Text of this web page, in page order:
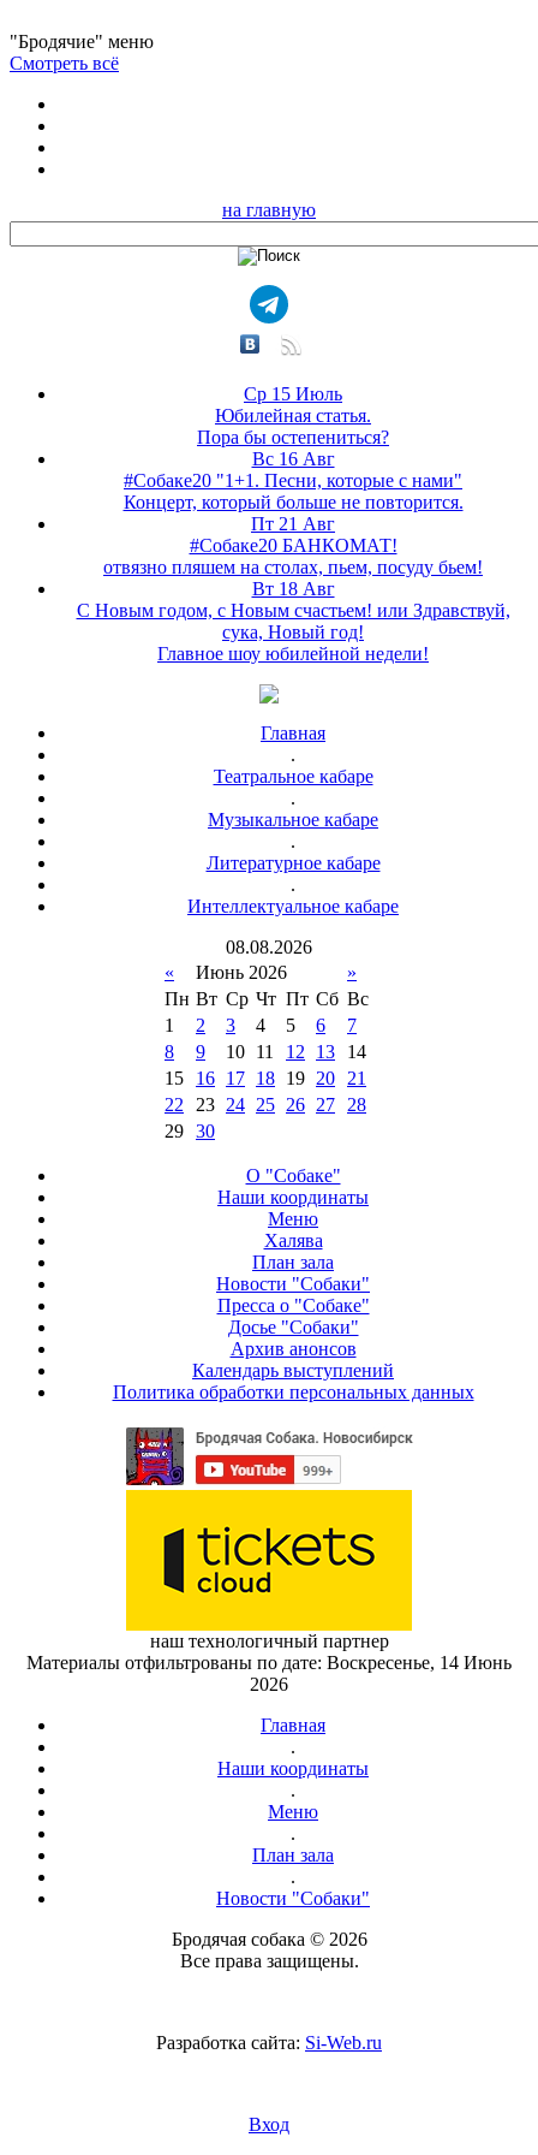
"Бродячие" меню
Смотреть всё
на главную
Ср 15 Июль
Юбилейная статья.
Пора бы остепениться?
Вс 16 Авг
#Собаке20 "1+1. Песни, которые с нами"
Концерт, который больше не повторится.
Пт 21 Авг
#Собаке20 БАНКОМАТ!
отвязно пляшем на столах, пьем, посуду бьем!
Вт 18 Авг
С Новым годом, с Новым счастьем! или Здравствуй,
сука, Новый год!
Главное шоу юбилейной недели!
Главная
.
Театральное кабаре
.
Музыкальное кабаре
.
Литературное кабаре
.
Интеллектуальное кабаре
08.08.2026
«
Июнь 2026
»
Пн Вт Ср Чт Пт Сб Вс
1
2 3 4 5 6
7
8
9 10 11 12 13
14
15
16 17 18 19 20
21
22
23 24 25 26 27
28
29 30
О "Собаке"
Наши координаты
Меню
Халява
План зала
Новости "Собаки"
Пресса о "Собаке"
Досье "Собаки"
Архив анонсов
Календарь выступлений
Политика обработки персональных данных
наш технологичный партнер
Материалы отфильтрованы по дате: Воскресенье, 14 Июнь
2026
Главная
.
Наши координаты
.
Меню
.
План зала
.
Новости "Собаки"
Бродячая собака © 2026
Все права защищены.
Разработка сайта: Si-Web.ru
Вход